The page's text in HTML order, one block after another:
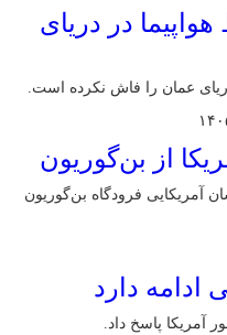
در دریای
عمان را فاش نکرده است.
از بن‌گوریون
آمریکایی فرودگاه بن‌گوریون
ادامه دارد
آمریکا پاسخ داد.